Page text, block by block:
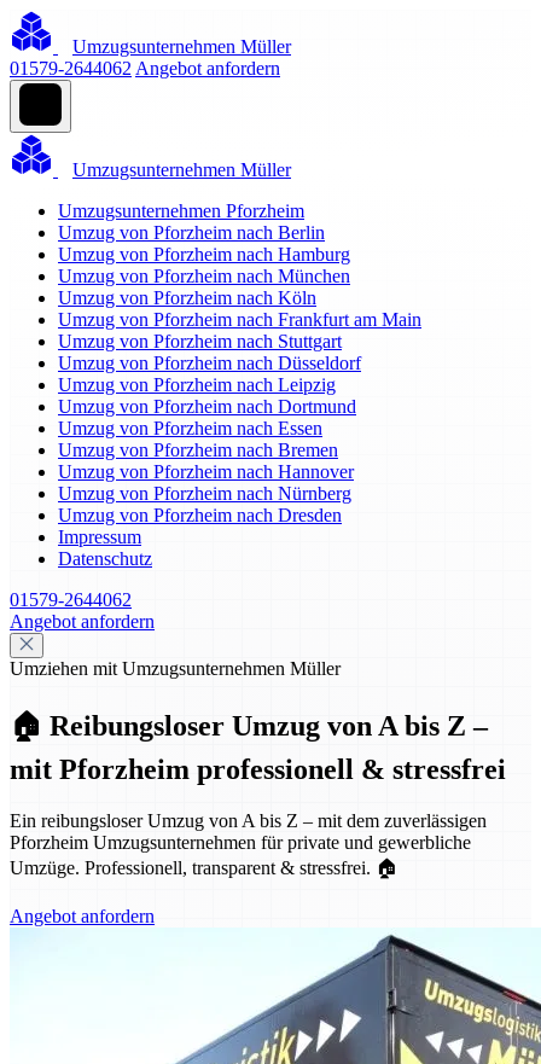
Umzugsunternehmen Müller
01579-2644062 Angebot anfordern
Umzugsunternehmen Müller
Umzugsunternehmen Pforzheim
Umzug von Pforzheim nach Berlin
Umzug von Pforzheim nach Hamburg
Umzug von Pforzheim nach München
Umzug von Pforzheim nach Köln
Umzug von Pforzheim nach Frankfurt am Main
Umzug von Pforzheim nach Stuttgart
Umzug von Pforzheim nach Düsseldorf
Umzug von Pforzheim nach Leipzig
Umzug von Pforzheim nach Dortmund
Umzug von Pforzheim nach Essen
Umzug von Pforzheim nach Bremen
Umzug von Pforzheim nach Hannover
Umzug von Pforzheim nach Nürnberg
Umzug von Pforzheim nach Dresden
Impressum
Datenschutz
01579-2644062
Angebot anfordern
Umziehen mit Umzugsunternehmen Müller
🏠 Reibungsloser Umzug von A bis Z –
mit Pforzheim professionell & stressfrei
Ein reibungsloser Umzug von A bis Z – mit dem zuverlässigen
Pforzheim Umzugsunternehmen für private und gewerbliche
Umzüge. Professionell, transparent & stressfrei. 🏠
Angebot anfordern